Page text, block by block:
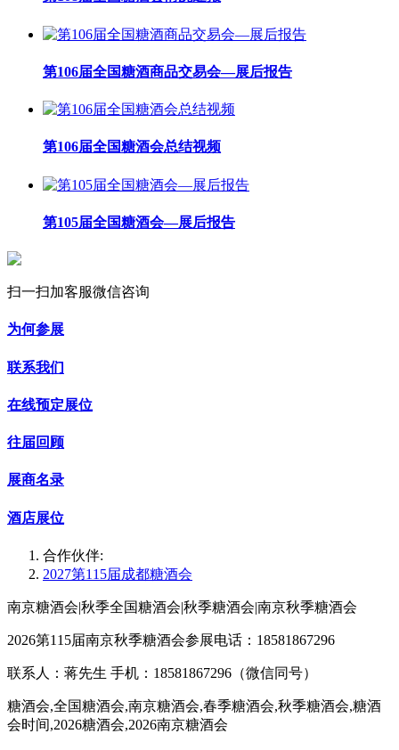
第106届全国糖酒商品交易会—展后报告
第106届全国糖酒会总结视频
第105届全国糖酒会—展后报告
扫一扫加客服微信咨询
为何参展
联系我们
在线预定展位
往届回顾
展商名录
酒店展位
合作伙伴:
2027第115届成都糖酒会
南京糖酒会|秋季全国糖酒会|秋季糖酒会|南京秋季糖酒会
2026第115届南京秋季糖酒会参展电话：18581867296
联系人：蒋先生 手机：18581867296（微信同号）
糖酒会,全国糖酒会,南京糖酒会,春季糖酒会,秋季糖酒会,糖酒
会时间,2026糖酒会,2026南京糖酒会